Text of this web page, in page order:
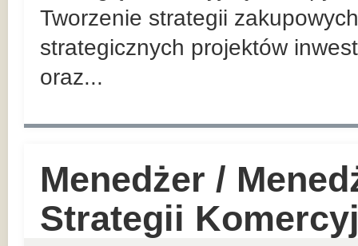
Tworzenie strategii
strategicznych projektów
oraz...
Menedżer /
Strategii